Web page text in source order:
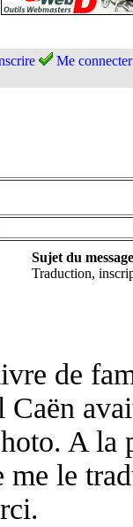
Me connecter
Sujet du
Traduction,
de
Caën
A la
me le